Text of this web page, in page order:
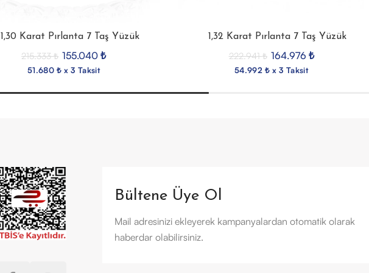
1,30 Karat Pırlanta 7 Taş Yüzük
215.333₺ 155.040 ₺
51.680 ₺ x 3 Taksit
1,32 Karat Pırlanta 7 Taş Yüzük
222.941₺ 164.976 ₺
54.992 ₺ x 3 Taksit
Bültene Üye Ol
Mail adresinizi ekleyerek kampanyalardan otomatik olarak
haberdar olabilirsiniz.